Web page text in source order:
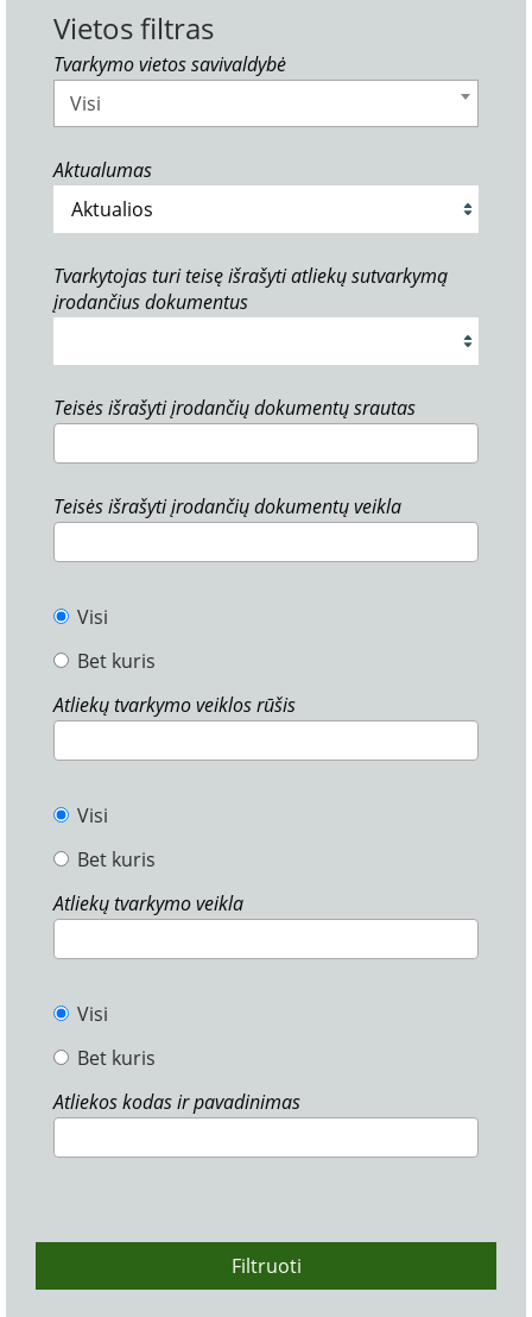
Vietos filtras
Tvarkymo vietos savivaldybė
Visi
Aktualumas
Tvarkytojas turi teisę išrašyti atliekų sutvarkymą
įrodančius dokumentus
Teisės išrašyti įrodančių dokumentų srautas
Teisės išrašyti įrodančių dokumentų veikla
Visi
Bet kuris
Atliekų tvarkymo veiklos rūšis
Visi
Bet kuris
Atliekų tvarkymo veikla
Visi
Bet kuris
Atliekos kodas ir pavadinimas
Filtruoti